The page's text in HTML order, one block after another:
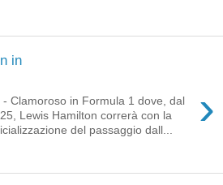
in
›
- Clamoroso in Formula 1 dove, dal
Lewis Hamilton correrà con la
del passaggio dall...